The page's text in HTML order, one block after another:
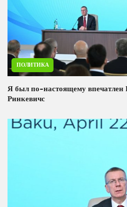
ПОЛИТИКА
Я был по-настоящему впечатлен
Ринкевичс